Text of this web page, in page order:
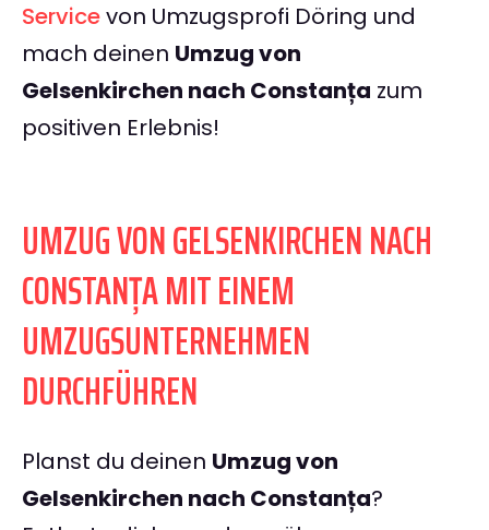
Servicevon Umzugsprofi Döring und
mach deinen Umzug von
Gelsenkirchen nach Constanța zum
positiven Erlebnis!
UMZUG VON GELSENKIRCHEN NACH
CONSTANȚA MIT EINEM
UMZUGSUNTERNEHMEN
DURCHFÜHREN
Planst du deinen Umzug von
Gelsenkirchen nach Constanța?